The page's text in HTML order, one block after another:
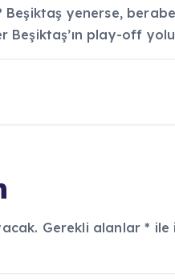
Beşiktaş yenerse,
play-off
Gerekli alanlar* ile